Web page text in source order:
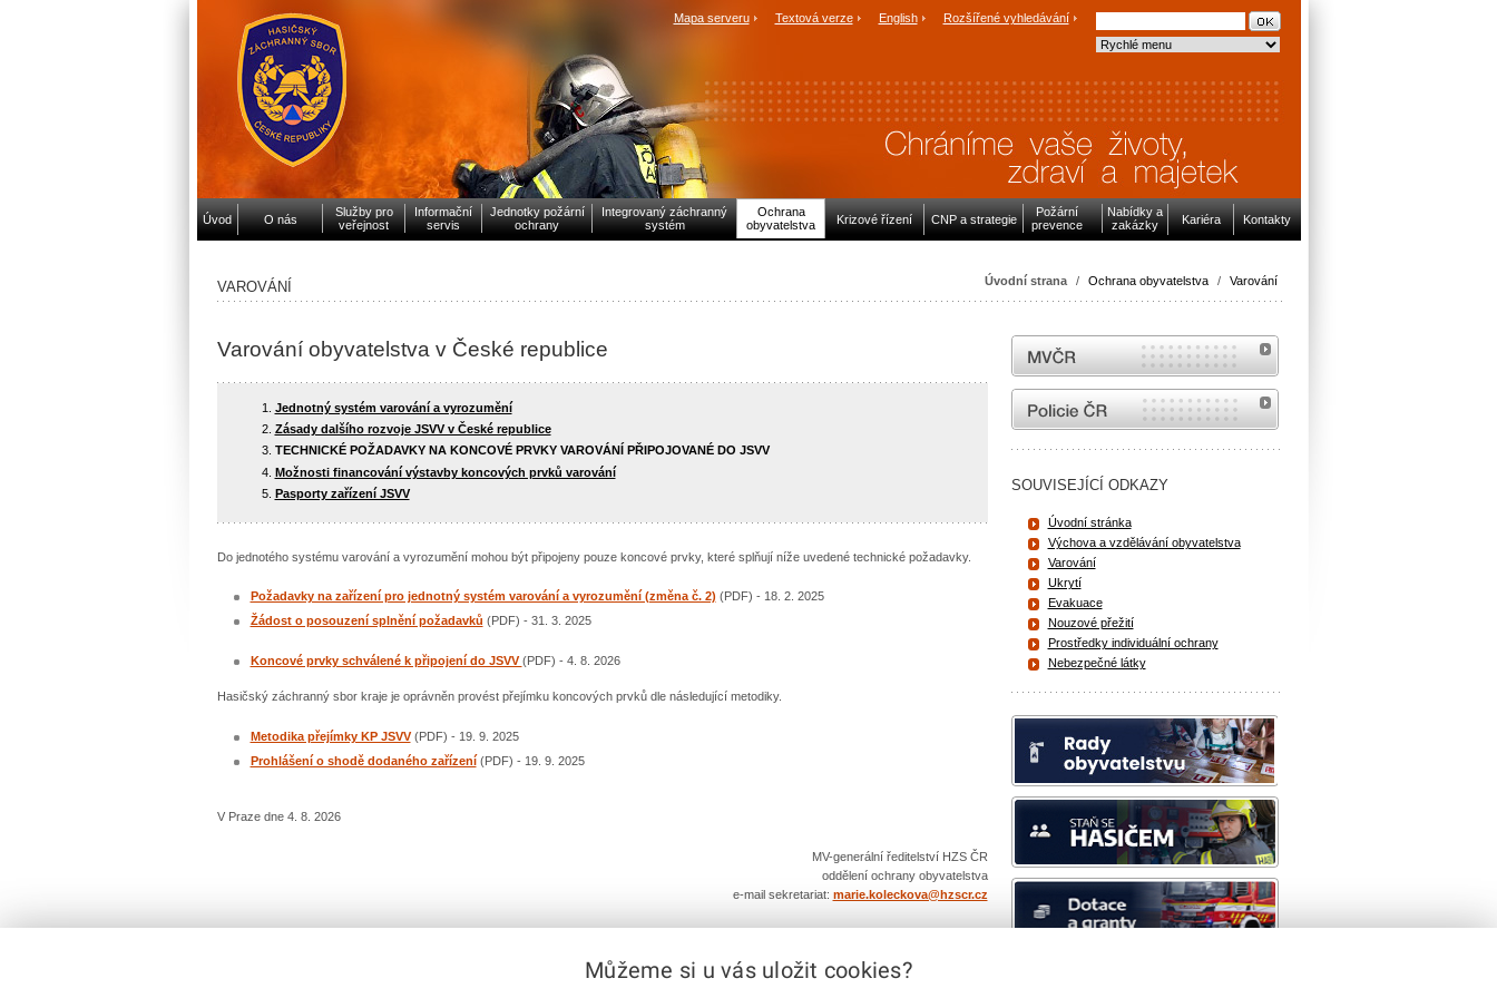
Mapa serveru Textová verze English Rozšířené vyhledávání
Úvod O nás
Služby pro
veřejnost
Informační
servis
Jednotky požární
ochrany
Integrovaný záchranný
systém
Ochrana
obyvatelstva
Krizové řízení CNP a strategie
Požární
prevence
Nabídky a
zakázky
Kariéra Kontakty
Úvodní strana / Ochrana obyvatelstva / Varování
VAROVÁNÍ
Varování obyvatelstva v České republice
Jednotný systém varování a vyrozumění
Zásady dalšího rozvoje JSVV v České republice
TECHNICKÉ POŽADAVKY NA KONCOVÉ PRVKY VAROVÁNÍ PŘIPOJOVANÉ DO JSVV
Možnosti financování výstavby koncových prvků varování
Pasporty zařízení JSVV
Do jednotého systému varování a vyrozumění mohou být připojeny pouze koncové prvky, které splňují níže uvedené technické požadavky.
Požadavky na zařízení pro jednotný systém varování a vyrozumění (změna č. 2) (PDF) - 18. 2. 2025
Žádost o posouzení splnění požadavků (PDF) - 31. 3. 2025
Koncové prvky schválené k připojení do JSVV(PDF) - 4. 8. 2026
Hasičský záchranný sbor kraje je oprávněn provést přejímku koncových prvků dle následující metodiky.
Metodika přejímky KP JSVV(PDF) - 19. 9. 2025
Prohlášení o shodě dodaného zařízení(PDF) - 19. 9. 2025
V Praze dne 4. 8. 2026
MV-generální ředitelství HZS ČR
oddělení ochrany obyvatelstva
e-mail sekretariat: marie.koleckova@hzscr.cz
MVČR
internetové stránky Policie ČR
SOUVISEJÍCÍ ODKAZY
Úvodní stránka
Výchova a vzdělávání obyvatelstva
Varování
Ukrytí
Evakuace
Nouzové přežití
Prostředky individuální ochrany
Nebezpečné látky
Můžeme si u vás uložit cookies?